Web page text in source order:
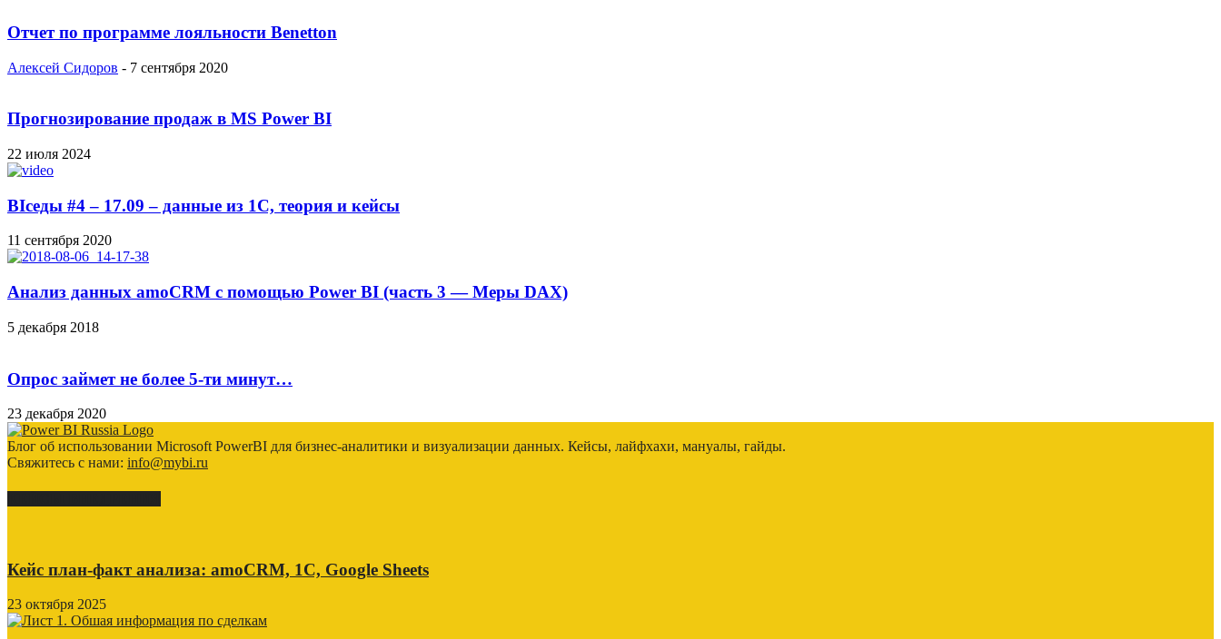
Отчет по программе лояльности Benetton
Алексей Сидоров - 7 сентября 2020
Прогнозирование продаж в MS Power BI
22 июля 2024
BIседы #4 – 17.09 – данные из 1С, теория и кейсы
11 сентября 2020
Анализ данных amoCRM с помощью Power BI (часть 3 — Меры DAX)
5 декабря 2018
Опрос займет не более 5-ти минут…
23 декабря 2020
Блог об использовании Microsoft PowerBI для бизнес-аналитики и визуализации данных. Кейсы, лайфхахи, мануалы, гайды.
Свяжитесь с нами: info@mybi.ru
Кейс план-факт анализа: amoCRM, 1C, Google Sheets
23 октября 2025